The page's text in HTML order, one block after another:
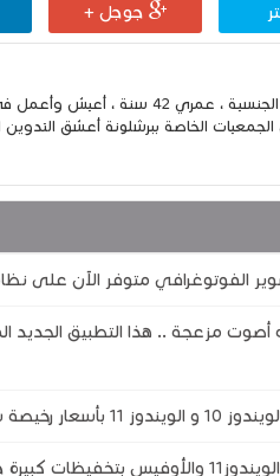
جوجل +
إسمي الكامل الحسين مزواد ، مغربي
الخاصة ببرشلونة أعشق
مزعجة .. هذا التطبيق الجديد